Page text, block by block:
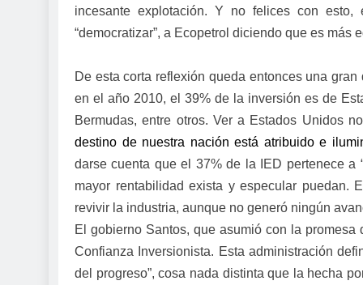
incesante explotación. Y no felices con
“democratizar”, a Ecopetrol diciendo que es
De esta corta reflexión queda entonces una
en el año 2010, el 39% de la inversión es de
Bermudas, entre otros. Ver a Estados Unidos
destino de nuestra nación está atribuido e
darse cuenta que el 37% de la IED pertenece a
mayor rentabilidad exista y especular puedan.
revivir la industria, aunque no generó ningún
El gobierno Santos, que asumió con la
Confianza Inversionista. Esta administración
del progreso”, cosa nada distinta que la hecha